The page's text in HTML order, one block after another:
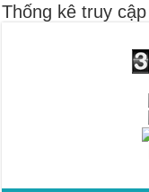
Thống kê truy cập